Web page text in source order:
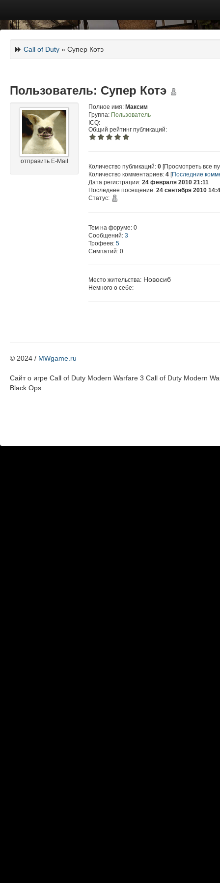
Call of Duty » Супер Котэ
Пользователь: Супер Котэ
отправить E-Mail
Полное имя: Максим
Группа: Пользователь
ICQ:
Общий рейтинг публикаций:
Количество публикаций: 0 [Просмотреть все
Количество комментариев: 4 [Последние
Дата регистрации: 24 февраля 2010 21:11
Последнее посещение: 24 сентября 2010
Статус:
Тем на форуме: 0
Сообщений: 3
Трофеев: 5
Симпатий: 0
Место жительства: Новосиб
Немного о себе:
© 2024 / MWgame.ru
Cайт о игре Call of Duty Modern Warfare 3 Call of Duty Modern
Black Ops